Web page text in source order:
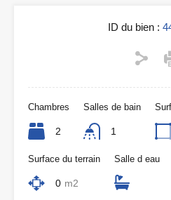
ID du bien :
Chambres
2
Salles de bain
1
Surface du terrain
0 m2
Salle d eau